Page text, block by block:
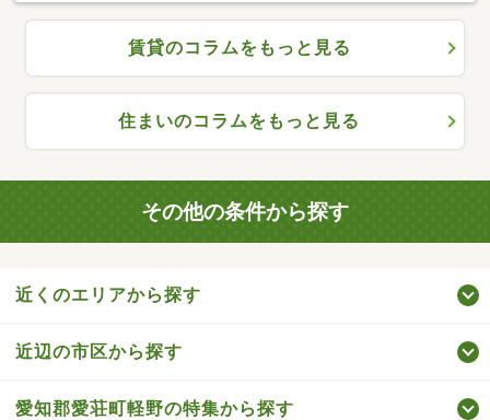
賃貸のコラムをもっと見る
住まいのコラムをもっと見る
その他の条件から探す
近くのエリアから探す
近辺の市区から探す
愛知郡愛荘町軽野の特集から探す